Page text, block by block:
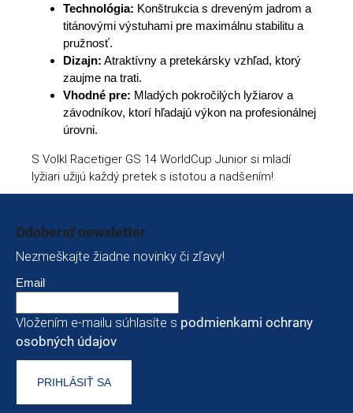
Technológia: Konštrukcia s dreveným jadrom a
titánovými výstuhami pre maximálnu stabilitu a
pružnosť.
Dizajn: Atraktívny a pretekársky vzhľad, ktorý
zaujme na trati.
Vhodné pre: Mladých pokročilých lyžiarov a
závodníkov, ktorí hľadajú výkon na profesionálnej
úrovni.
S Volkl Racetiger GS 14 WorldCup Junior si mladí
lyžiari užijú každý pretek s istotou a nadšením!
Odoberať newsletter
Nezmeškajte žiadne novinky či zľavy!
Email
Vložením e-mailu súhlasíte s podmienkami ochrany
osobných údajov
PRIHLÁSIŤ SA